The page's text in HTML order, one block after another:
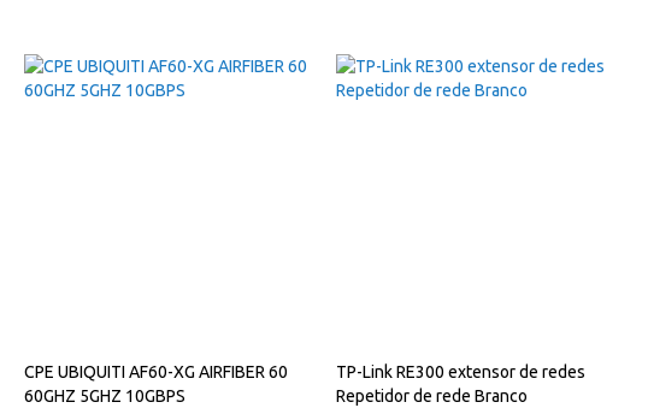
CPE UBIQUITI AF60-XG AIRFIBER 60
60GHZ 5GHZ 10GBPS
TP-Link RE300 extensor de redes
Repetidor de rede Branco